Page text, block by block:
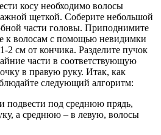
косу необходимо волосы
щеткой. Соберите небольшой
части головы. Приподнимите
к волосам с помощью невидимки
2 см от кончика. Разделите пучок
части в соответствующую
в правую руку. Итак, как
следующий алгоритм:
подвести под среднюю прядь,
а среднюю – в левую, волосы